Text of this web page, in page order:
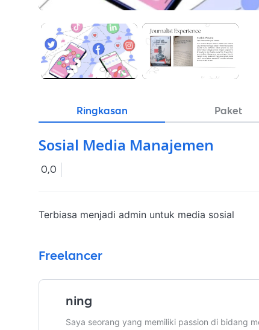
Ringkasan Paket
Sosial Media Manajemen
0,0
Terbiasa menjadi admin untuk media sosial
Freelancer
ning
Saya seorang yang memiliki passion di bidang